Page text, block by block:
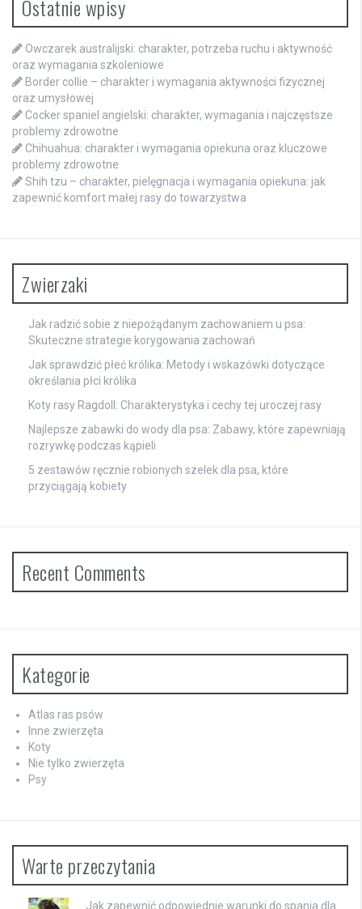
Ostatnie wpisy
Owczarek australijski: charakter, potrzeba ruchu i aktywność
oraz wymagania szkoleniowe
Border collie – charakter i wymagania aktywności fizycznej
oraz umysłowej
Cocker spaniel angielski: charakter, wymagania i najczęstsze
problemy zdrowotne
Chihuahua: charakter i wymagania opiekuna oraz kluczowe
problemy zdrowotne
Shih tzu – charakter, pielęgnacja i wymagania opiekuna: jak
zapewnić komfort małej rasy do towarzystwa
Zwierzaki
Jak radzić sobie z niepożądanym zachowaniem u psa:
Skuteczne strategie korygowania zachowań
Jak sprawdzić płeć królika: Metody i wskazówki dotyczące
określania płci królika
Koty rasy Ragdoll: Charakterystyka i cechy tej uroczej rasy
Najlepsze zabawki do wody dla psa: Zabawy, które zapewniają
rozrywkę podczas kąpieli
5 zestawów ręcznie robionych szelek dla psa, które
przyciągają kobiety
Recent Comments
Kategorie
Atlas ras psów
Inne zwierzęta
Koty
Nie tylko zwierzęta
Psy
Warte przeczytania
Jak zapewnić odpowiednie warunki do spania dla